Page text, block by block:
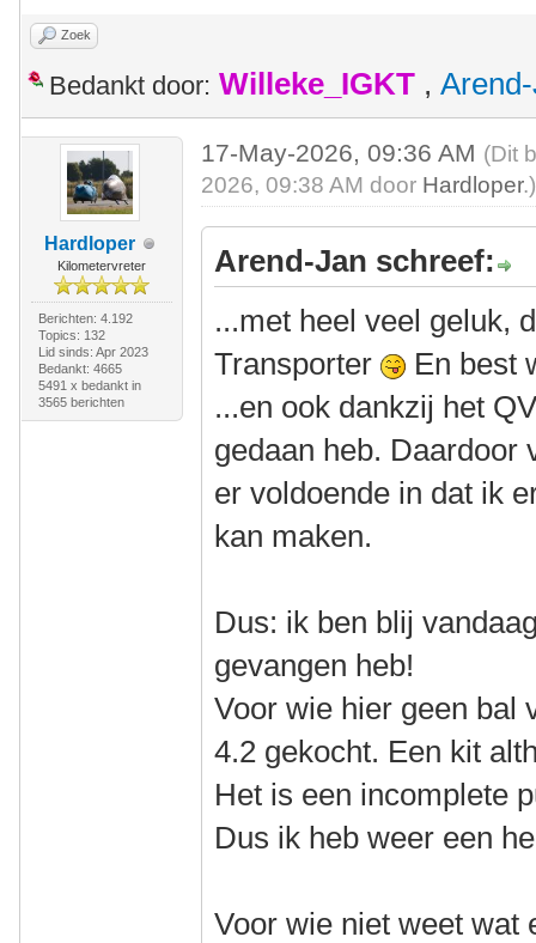
Zoek
Bedankt door: Willeke_IGKT ,
Hardloper
Kilometervreter
Berichten: 4.192
Topics: 132
Lid sinds: Apr 2023
Bedankt: 4665
5491 x bedankt in
3565 berichten
17-May-2026, 09:36 AM (Dit
2026, 09:38 AM door Hardloper.)
Arend-Jan schreef:
...met heel veel geluk,
Transporter
En best
...en ook dankzij het
gedaan heb. Daardoor
er voldoende in dat ik
kan maken.
Dus: ik ben blij
gevangen heb!
Voor wie hier geen bal
4.2 gekocht. Een kit
Het is een incomplete
Dus ik heb weer een
Voor wie niet weet wat